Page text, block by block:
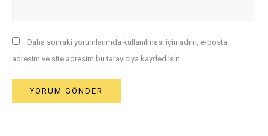
Daha sonraki yorumlarımda kullanılması için adım, e-posta
adresim ve site adresim bu tarayıcıya kaydedilsin.